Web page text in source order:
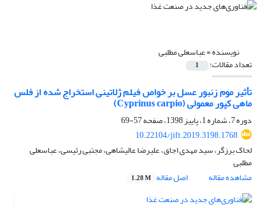
نویسنده =عباسعلی مطلبی
تعداد مقالات: 1
تأثیر موم زنبور عسل بر خواص فیلم ژلاتینی استخراج شده از فلس
ماهی کپور معمولی (Cyprinus carpio)
دوره 7، شماره 1، پاییز 1398، صفحه
57-69
10.22104/jift.2019.3198.1768
لحاک برزگر، سید مهدی اجاق، علیرضا عالیشاهی، مجتبی رئیسی، عباسعلی
مطلبی
مشاهده مقاله
اصل مقاله 1.28 M